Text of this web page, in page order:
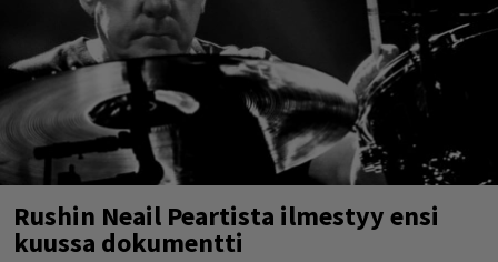
Rushin Neail Peartista ilmestyy ensi
kuussa dokumentti